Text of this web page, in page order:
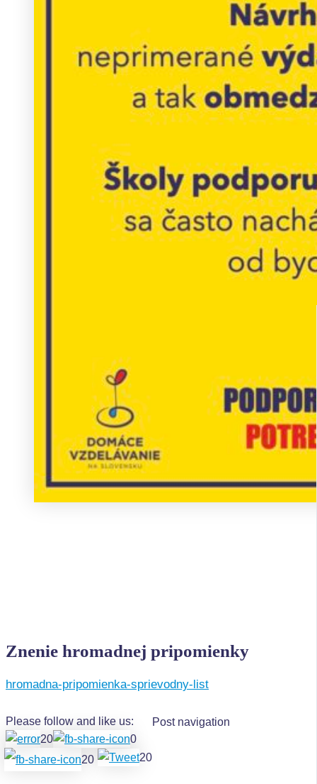
Znenie hromadnej pripomienky
hromadna-pripomienka-sprievodny-list
Please follow and like us:
20
0
20
20
Post navigation